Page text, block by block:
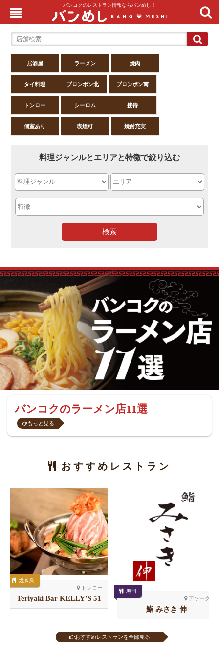
バンコクのレストラン情報ならバンめし！
居酒屋 ラーメン 焼肉
タイ料理 プロンポン北 プロンポン南
トンロー シーロム 接待
個室あり 喫煙可 焼酎充実
料理ジャンルとエリアと特徴で絞り込む
検索
バンコクのラーメン店11選
もっと見る
おすすめレストラン
トンロー
焼き鳥
Teriyaki Bar KELLY’S 51
店
アソーク
寿司
鮨 みさき 伸
おすすめレストランを全部見る